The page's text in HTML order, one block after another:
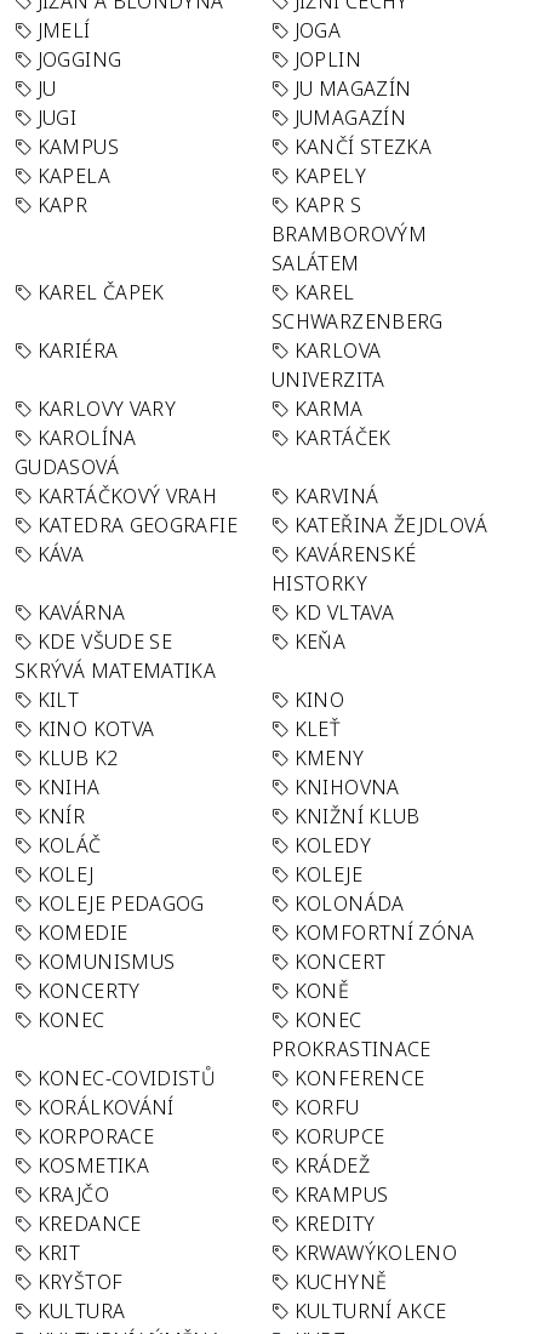
JMELÍ
JOGA
JOGGING
JOPLIN
JU
JU MAGAZÍN
JUGI
JUMAGAZÍN
KAMPUS
KANČÍ STEZKA
KAPELA
KAPELY
KAPR
KAPR S
BRAMBOROVÝM
SALÁTEM
KAREL ČAPEK
KAREL
SCHWARZENBERG
KARIÉRA
KARLOVA
UNIVERZITA
KARLOVY VARY
KARMA
KAROLÍNA
GUDASOVÁ
KARTÁČEK
KARTÁČKOVÝ VRAH
KARVINÁ
KATEDRA GEOGRAFIE
KATEŘINA ŽEJDLOVÁ
KÁVA
KAVÁRENSKÉ
HISTORKY
KAVÁRNA
KD VLTAVA
KDE VŠUDE SE
SKRÝVÁ MATEMATIKA
KEŇA
KILT
KINO
KINO KOTVA
KLEŤ
KLUB K2
KMENY
KNIHA
KNIHOVNA
KNÍR
KNIŽNÍ KLUB
KOLÁČ
KOLEDY
KOLEJ
KOLEJE
KOLEJE PEDAGOG
KOLONÁDA
KOMEDIE
KOMFORTNÍ ZÓNA
KOMUNISMUS
KONCERT
KONCERTY
KONĚ
KONEC
KONEC
PROKRASTINACE
KONEC-COVIDISTŮ
KONFERENCE
KORÁLKOVÁNÍ
KORFU
KORPORACE
KORUPCE
KOSMETIKA
KRÁDEŽ
KRAJČO
KRAMPUS
KREDANCE
KREDITY
KRIT
KRWAWÝKOLENO
KRYŠTOF
KUCHYNĚ
KULTURA
KULTURNÍ AKCE